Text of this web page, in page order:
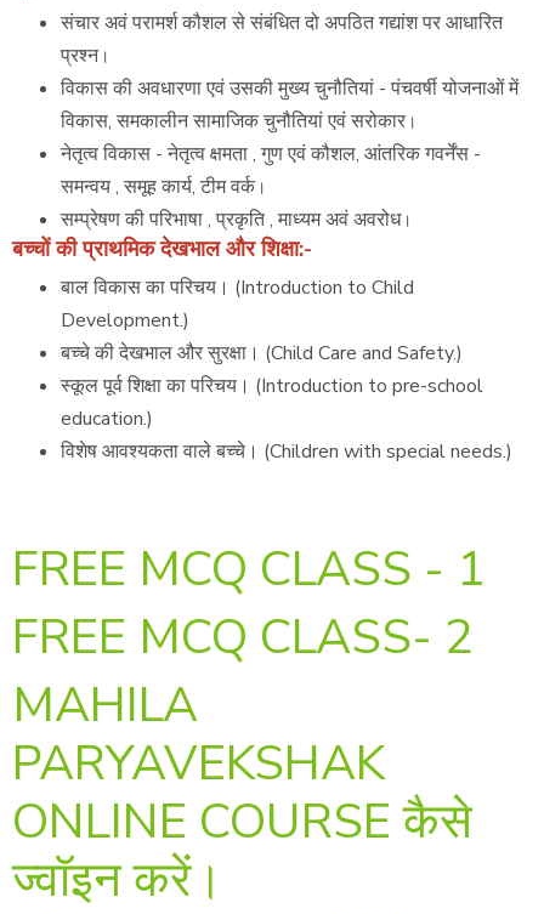
संचार अवं परामर्श कौशल से संबंधित दो अपठित गद्यांश पर आधारित
प्रश्न।
विकास की अवधारणा एवं उसकी मुख्य चुनौतियां - पंचवर्षी योजनाओं में
विकास, समकालीन सामाजिक चुनौतियां एवं सरोकार ।
नेतृत्व विकास - नेतृत्व क्षमता , गुण एवं कौशल, आंतरिक गवर्नेंस -
समन्वय , समूह कार्य, टीम वर्क ।
सम्प्रेषण की परिभाषा , प्रकृति , माध्यम अवं अवरोध।
बच्चों की प्राथमिक देखभाल और शिक्षा:-
बाल विकास का परिचय। (Introduction to Child
Development.)
बच्चे की देखभाल और सुरक्षा। (Child Care and Safety.)
स्कूल पूर्व शिक्षा का परिचय। (Introduction to pre-school
education.)
विशेष आवश्यकता वाले बच्चे। (Children with special needs.)
FREE MCQ CLASS - 1
FREE MCQ CLASS- 2
MAHILA
PARYAVEKSHAK
ONLINE COURSE कैसे
ज्वॉइन करें।